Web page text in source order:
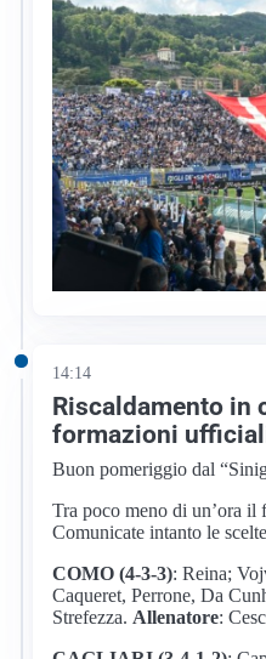
14:14
Riscaldamento in
formazioni
Buon pomeriggio dal
Tra poco meno di un’ora il
Comunicate intanto le
COMO (4-3-3): Reina;
Caqueret, Perrone, Da
Strefezza. Allenatore: